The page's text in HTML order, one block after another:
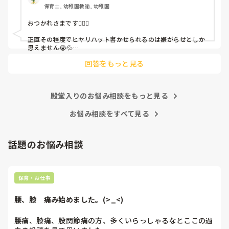
これだけで30〜40分拘束されて辛いです
皆さんの園はどうですか?
保育士, 幼稚園教諭, 幼稚園
おつかれさまです🙇🏻‍♀️
正直その程度でヒヤリハット書かせられるのは嫌がらせとしか
思えません😭💦
回答をもっと見る
殿堂入りのお悩み相談をもっと見る
お悩み相談をすべて見る
話題のお悩み相談
保育・お仕事
腰、膝　痛み始めました。(>_<)
腰痛、膝痛、股関節痛の方、多くいらっしゃるなとここの過